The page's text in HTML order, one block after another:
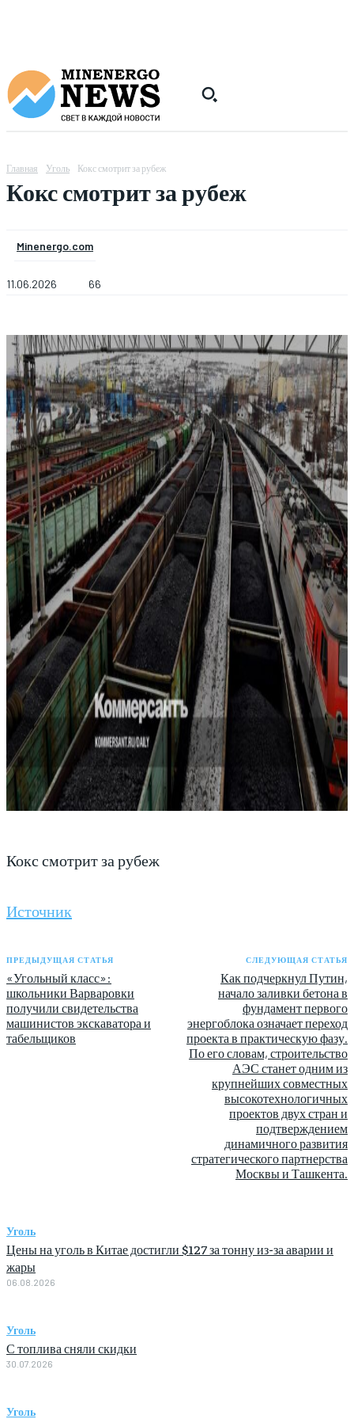
Главная Уголь Кокс смотрит за рубеж
Кокс смотрит за рубеж
Minenergo.com
11.06.2026 66
Кокс смотрит за рубеж
Источник
ПРЕДЫДУЩАЯ СТАТЬЯ
«Угольный класс»:
школьники Варваровки
получили свидетельства
машинистов экскаватора и
табельщиков
СЛЕДУЮЩАЯ СТАТЬЯ
Как подчеркнул Путин,
начало заливки бетона в
фундамент первого
энергоблока означает переход
проекта в практическую фазу.
По его словам, строительство
АЭС станет одним из
крупнейших совместных
высокотехнологичных
проектов двух стран и
подтверждением
динамичного развития
стратегического партнерства
Москвы и Ташкента.
Уголь
Цены на уголь в Китае достигли $127 за тонну из-за аварии и
жары
06.08.2026
Уголь
С топлива сняли скидки
30.07.2026
Уголь